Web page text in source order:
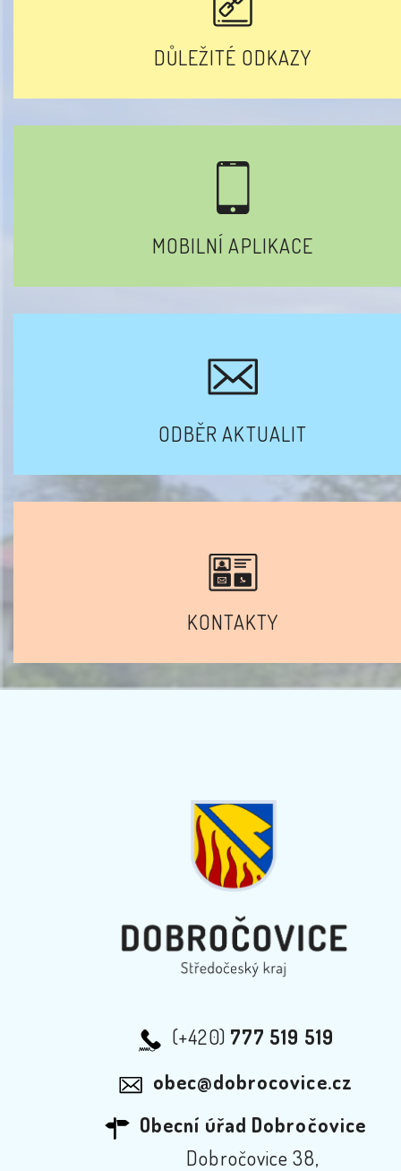
DŮLEŽITÉ ODKAZY
MOBILNÍ APLIKACE
ODBĚR AKTUALIT
KONTAKTY
(+420) 777 519 519
obec@dobrocovice.cz
Obecní úřad Dobročovice
Dobročovice 38,